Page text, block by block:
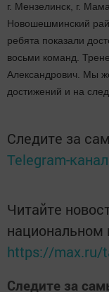
г. Мензелинск, г.
Новошешминский
ребята показали
восьми команд.
Александрович. Мы
достижений и на
Следите за
Telegram-
Читайте
https://max.ru/
Следите за